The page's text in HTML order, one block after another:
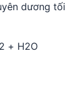
dương tối
+ H2O